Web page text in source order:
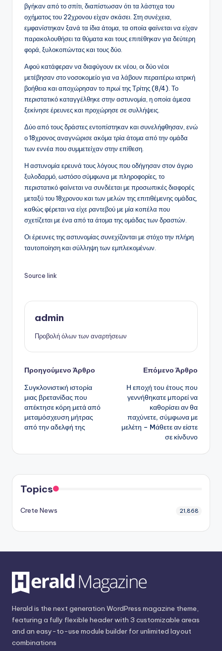
βγήκαν από το σπίτι, διαπίστωσαν ότι τα λάστιχα του
οχήματος του 22χρονου είχαν σκάσει. Στη συνέχεια,
εμφανίστηκαν ξανά τα ίδια άτομα, τα οποία φαίνεται να είχαν
παρακολουθήσει τα θύματα και τους επιτέθηκαν για δεύτερη
φορά, ξυλοκοπώντας και τους δύο.
Αφού κατάφεραν να διαφύγουν εκ νέου, οι δύο νέοι
μετέβησαν στο νοσοκομείο για να λάβουν περαιτέρω ιατρική
βοήθεια και αποχώρησαν το πρωί της Τρίτης (8/4). Το
περιστατικό καταγγέλθηκε στην αστυνομία, η οποία άμεσα
ξεκίνησε έρευνες και προχώρησε σε συλλήψεις.
Δύο από τους δράστες εντοπίστηκαν και συνελήφθησαν, ενώ
ο 18χρονος αναγνώρισε ακόμα τρία άτομα από την ομάδα
των εννέα που συμμετείχαν στην επίθεση.
Η αστυνομία ερευνά τους λόγους που οδήγησαν στον άγριο
ξυλοδαρμό, ωστόσο σύμφωνα με πληροφορίες, το
περιστατικό φαίνεται να συνδέεται με προσωπικές διαφορές
μεταξύ του 18χρονου και των μελών της επιτιθέμενης ομάδας,
καθώς φέρεται να είχε ραντεβού με μία κοπέλα που
σχετίζεται με ένα από τα άτομα της ομάδας των δραστών.
Οι έρευνες της αστυνομίας συνεχίζονται με στόχο την πλήρη
ταυτοποίηση και σύλληψη των εμπλεκομένων.
Source link
admin
Προβολή όλων των αναρτήσεων
Πλοήγηση
δημοσιεύσεων
Προηγούμενο Άρθρο
Συγκλονιστική ιστορία
μιας βρετανίδας που
απέκτησε κόρη μετά από
μεταμόσχευση μήτρας
από την αδελφή της
Επόμενο Άρθρο
Η εποχή του έτους που
γεννήθηκατε μπορεί να
καθορίσει αν θα
παχύνετε, σύμφωνα με
μελέτη – Mάθετε αν είστε
σε κίνδυνο
Topics
Crete News 21,868
Herald is the next generation WordPress magazine theme,
featuring a fully flexible header with 3 customizable areas
and an easy-to-use module builder for unlimited layout
combinations